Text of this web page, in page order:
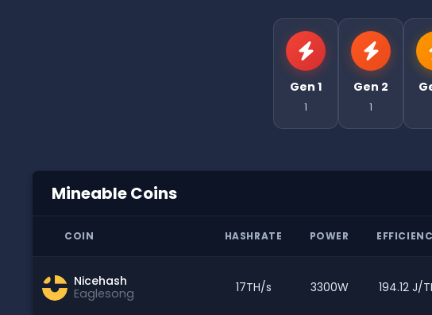
Gen 1
1
Gen 2
1
Mineable Coins
COIN HASHRATE POWER
Nicehash
Eaglesong
17TH/s 3300W 194.12 J/